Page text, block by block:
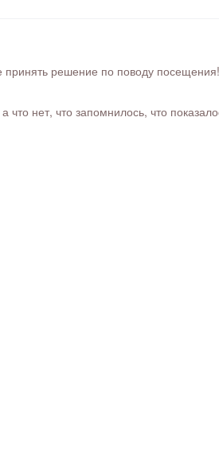
решение по поводу посещения!
нет, что запомнилось, что